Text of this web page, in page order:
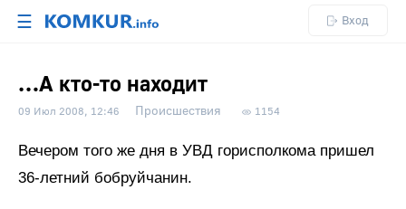
☰ Вход
…А кто-то находит
09 Июл 2008, 12:46 Происшествия 1154
Вечером того же дня в УВД горисполкома пришел
36-летний бобруйчанин.